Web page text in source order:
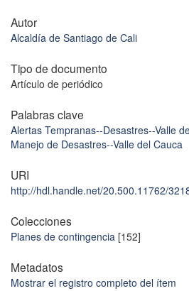
Autor
Alcaldía de Santiago de Cali
Tipo de documento
Artículo de periódico
Palabras clave
Alertas Tempranas--Desastres--Valle
Manejo de Desastres--Valle del Cauca
URI
http://hdl.handle.net/20.500.11762/
Colecciones
Planes de contingencia [152]
Metadatos
Mostrar el registro completo del ítem